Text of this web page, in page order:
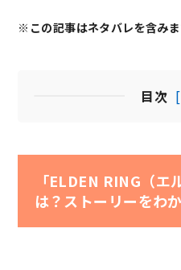
※この記事はネタバレを含みま
目次
「ELDEN RING（エ
は？ストーリーをわ